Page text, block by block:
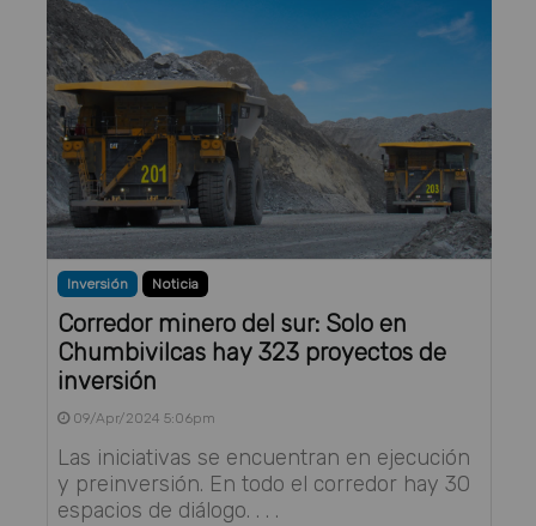
Inversión Noticia
Corredor minero del sur: Solo en
Chumbivilcas hay 323 proyectos de
inversión
09/Apr/2024 5:06pm
Las iniciativas se encuentran en ejecución
y preinversión. En todo el corredor hay 30
espacios de diálogo. . . .